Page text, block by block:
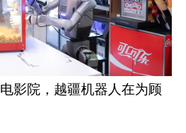
院，越疆机器人在为顾